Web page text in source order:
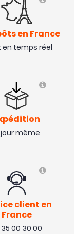
en France
en temps réel
même
client en
France
00 30 00